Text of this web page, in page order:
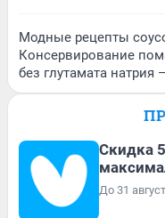
Модные рецепты
Консервирование
без глутамата натрия
Скидка
До 31